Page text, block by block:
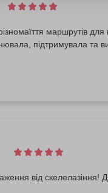
маршрутів
підтримувала та
від скелелазіння!